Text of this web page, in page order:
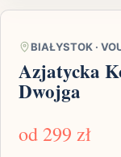
BIAŁYSTOK ·
Azjatycka
Dwojga
od 299 zł